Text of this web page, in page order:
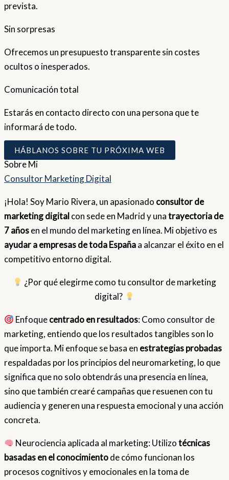
prevista.
Sin sorpresas
Ofrecemos un presupuesto transparente sin costes
ocultos o inesperados.
Comunicación total
Estarás en contacto directo con una persona que te
informará de todo.
HÁBLANOS SOBRE TU PRÓXIMA WEB
SobreMi
Consultor Marketing Digital
¡Hola! Soy Mario Rivera, un apasionado consultor de
marketing digital con sede en Madrid y unatrayectoria de
7 añosen el mundo del marketing en línea. Mi objetivo es
ayudar a empresas de toda Españaa alcanzar el éxito en el
competitivo entorno digital.
¿Por qué elegirme como tu consultor de marketing
digital?
Enfoquecentrado en resultados: Como consultor de
marketing, entiendo que los resultados tangibles son lo
que importa. Mi enfoque se basa en estrategias probadas
respaldadas por los principios del neuromarketing, lo que
significa que no solo obtendrás una presencia en línea,
sino que también crearé campañas que resuenen con tu
audiencia y generen una respuesta emocional y una acción
concreta.
Neurociencia aplicada al marketing: Utilizotécnicas
basadas en el conocimientode cómo funcionan los
procesos cognitivos y emocionales en la toma de